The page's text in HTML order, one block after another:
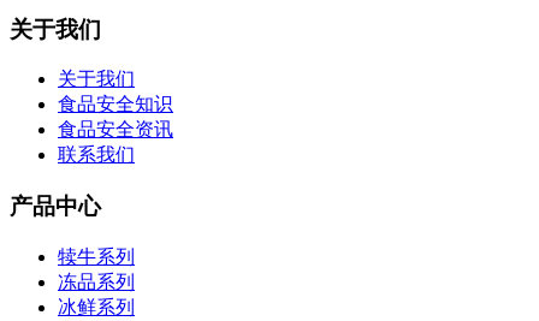
关于我们
关于我们
食品安全知识
食品安全资讯
联系我们
产品中心
犊牛系列
冻品系列
冰鲜系列